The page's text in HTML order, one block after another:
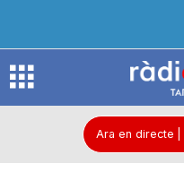
R
Ara en directe